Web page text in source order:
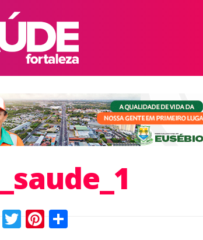
Facebook
TwitterPinterest